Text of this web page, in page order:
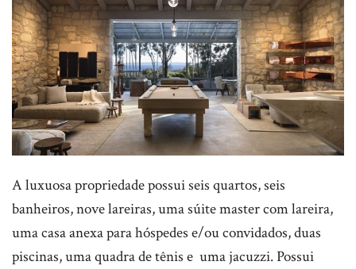
A luxuosa propriedade possui seis quartos, seis
banheiros, nove lareiras, uma súite master com lareira,
uma casa anexa para hóspedes e/ou convidados, duas
piscinas, uma quadra de tênis e uma jacuzzi. Possui